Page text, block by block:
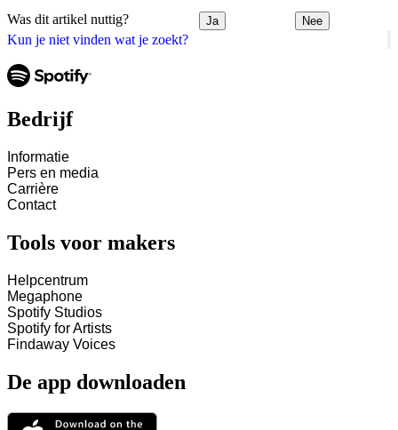
Kun je niet vinden wat je zoekt?
Was dit artikel nuttig? Ja Nee
Bedrijf
Informatie
Pers en media
Carrière
Contact
Tools voor makers
Helpcentrum
Megaphone
Spotify Studios
Spotify for Artists
Findaway Voices
De app downloaden